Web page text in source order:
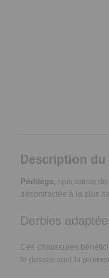
Description
Pédilège, spécialiste
décontractée à la plus
Derbies
Ces chaussures
le dessus sont la